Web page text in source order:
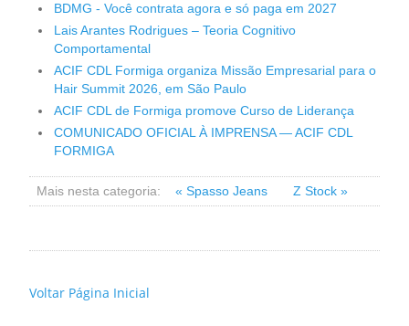
BDMG - Você contrata agora e só paga em 2027
Lais Arantes Rodrigues – Teoria Cognitivo
Comportamental
ACIF CDL Formiga organiza Missão Empresarial para o
Hair Summit 2026, em São Paulo
ACIF CDL de Formiga promove Curso de Liderança
COMUNICADO OFICIAL À IMPRENSA — ACIF CDL
FORMIGA
Mais nesta categoria: « Spasso Jeans Z Stock »
Voltar Página Inicial